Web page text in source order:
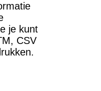
je kunt
CSV